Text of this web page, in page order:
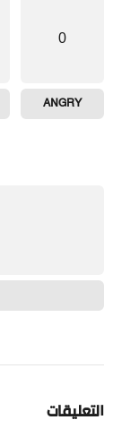
0
ANGRY
التعليقات